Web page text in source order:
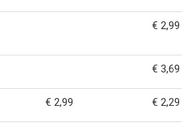
€ 2,99
€ 3,69
€ 2,99 € 2,29